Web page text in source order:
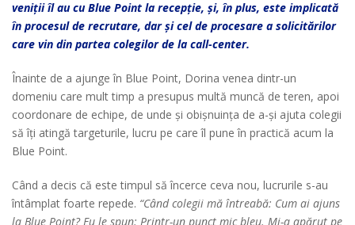
veniții îl au cu Blue Point la recepție, și, în plus, este implicată
în procesul de recrutare, dar și cel de procesare a solicitărilor
care vin din partea colegilor de la call-center.
Înainte de a ajunge în Blue Point, Dorina venea dintr-un
domeniu care mult timp a presupus multă muncă de teren, apoi
coordonare de echipe, de unde și obișnuința de a-și ajuta colegii
să îți atingă targeturile, lucru pe care îl pune în practică acum la
Blue Point.
Când a decis că este timpul să încerce ceva nou, lucrurile s-au
întâmplat foarte repede. “Când colegii mă întreabă: Cum ai ajuns
la Blue Point? Eu le spun: Printr-un punct mic bleu. Mi-a apărut pe